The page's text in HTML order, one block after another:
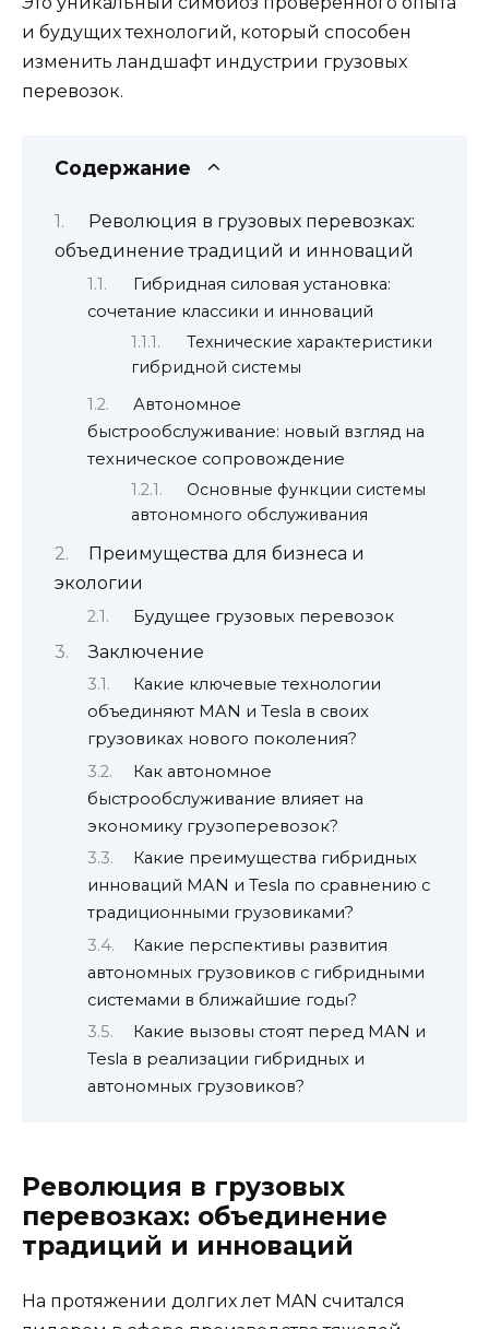
и будущих технологий, который способен
изменить ландшафт индустрии грузовых
перевозок.
Содержание
Революция в грузовых перевозках:
объединение традиций и инноваций
Гибридная силовая установка:
сочетание классики и инноваций
Технические характеристики
гибридной системы
Автономное
быстрообслуживание: новый взгляд на
техническое сопровождение
Основные функции системы
автономного обслуживания
Преимущества для бизнеса и
экологии
Будущее грузовых перевозок
Заключение
Какие ключевые технологии
объединяют MAN и Tesla в своих
грузовиках нового поколения?
Как автономное
быстрообслуживание влияет на
экономику грузоперевозок?
Какие преимущества гибридных
инноваций MAN и Tesla по сравнению с
традиционными грузовиками?
Какие перспективы развития
автономных грузовиков с гибридными
системами в ближайшие годы?
Какие вызовы стоят перед MAN и
Tesla в реализации гибридных и
автономных грузовиков?
Революция в грузовых
перевозках: объединение
традиций и инноваций
На протяжении долгих лет MAN считался